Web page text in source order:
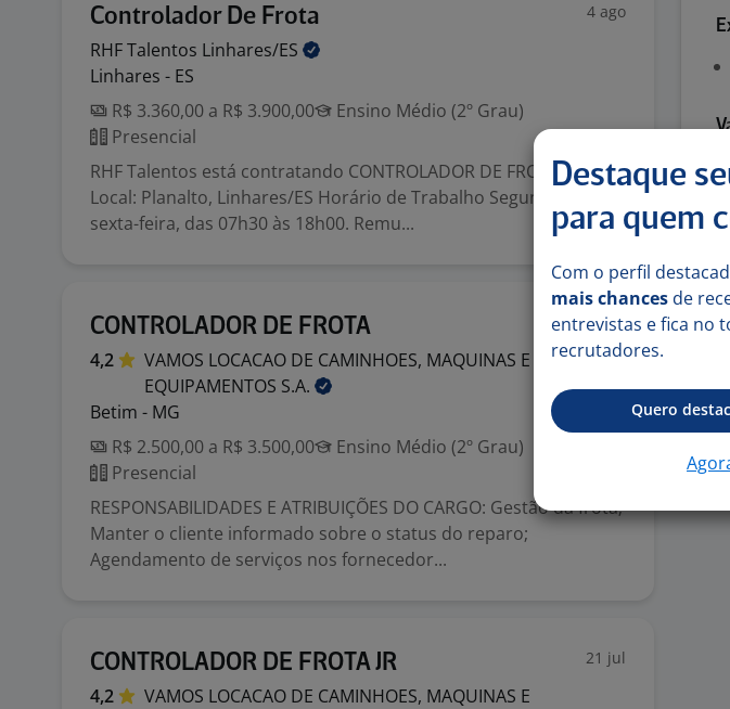
Controlador De Frota 4 ago
RHF Talentos Linhares/ES
Linhares - ES
R$ 3.360,00 a R$ 3.900,00
Ensino Médio (2º Grau)
Presencial
RHF Talentos está contratando CONTROLADOR DE FROTA ??
Local: Planalto, Linhares/ES Horário de Trabalho Segunda a
sexta-feira, das 07h30 às 18h00. Remu...
CONTROLADOR DE FROTA 30 jul
4,2
VAMOS LOCACAO DE CAMINHOES, MAQUINAS E
EQUIPAMENTOS S.A.
Betim - MG
R$ 2.500,00 a R$ 3.500,00
Ensino Médio (2º Grau)
Presencial
RESPONSABILIDADES E ATRIBUIÇÕES DO CARGO: Gestão da frota;
Manter o cliente informado sobre o status do reparo;
Agendamento de serviços nos fornecedor...
CONTROLADOR DE FROTA JR 21 jul
4,2
VAMOS LOCACAO DE CAMINHOES, MAQUINAS E
Destaque
para quem
Com o perfil
mais chances de
entrevistas e fica no
recrutadores.
Quero